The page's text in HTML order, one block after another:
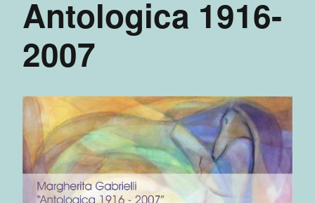
Antologica 1916-
2007